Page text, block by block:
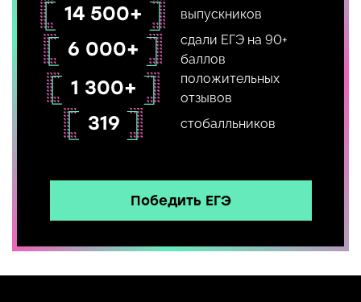
14 500+ выпускников
6 000+
сдали ЕГЭ на 90+
баллов
1 300+
положительных
отзывов
319 стобалльников
Победить ЕГЭ